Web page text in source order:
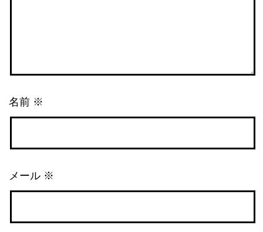
名前 ※
メール ※